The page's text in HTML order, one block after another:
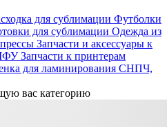
для сублимации Футболки
для сублимации Одежда из
Запчасти и аксессуары к
Запчасти к принтерам
для ламинирования СНПЧ,
вас категорию